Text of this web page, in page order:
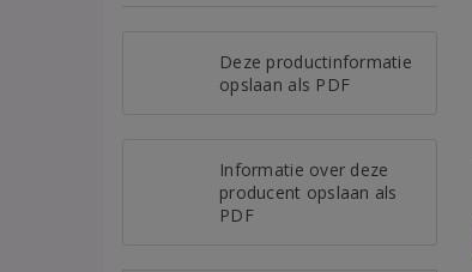
Deze productinformatie
opslaan als PDF
Informatie over deze
producent opslaan als
PDF